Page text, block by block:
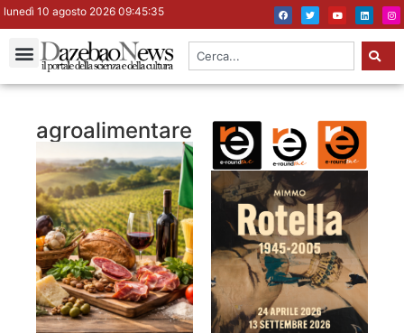
lunedì 10 agosto 2026 09:45:36
agroalimentare